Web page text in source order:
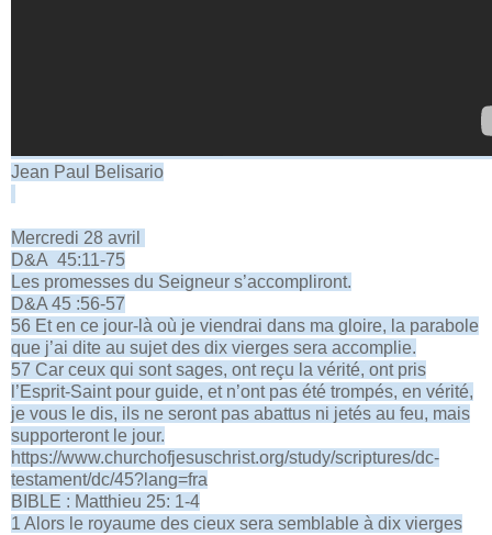
Jean Paul Belisario
Mercredi 28 avril
D&A 45:11-75
Les promesses du Seigneur s’accompliront.
D&A 45 :56-57
56 Et en ce jour-là où je viendrai dans ma gloire, la parabole
que j’ai dite au sujet des dix vierges sera accomplie.
57 Car ceux qui sont sages, ont reçu la vérité, ont pris
l’Esprit-Saint pour guide, et n’ont pas été trompés, en vérité,
je vous le dis, ils ne seront pas abattus ni jetés au feu, mais
supporteront le jour.
https://www.churchofjesuschrist.org/study/scriptures/dc-
testament/dc/45?lang=fra
BIBLE : Matthieu 25: 1-4
1 Alors le royaume des cieux sera semblable à dix vierges